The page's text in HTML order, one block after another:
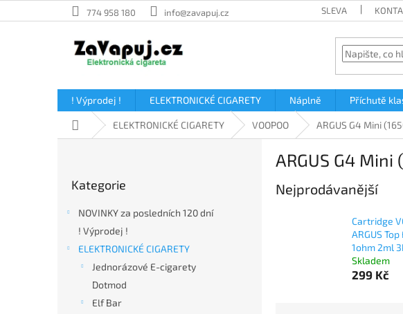
na
774 958 180 info@zavapuj.cz SLEVA
! Výprodej ! ELEKTRONICKÉ CIGARETY Náplně Příchutě
Domů ELEKTRONICKÉ CIGARETY VOOPOO ARGUS G4 Mini
kategorie
Kategorie
NOVINKY za posledních 120 dní
! Výprodej !
ELEKTRONICKÉ CIGARETY
Jednorázové E-cigarety
Dotmod
Elf Bar
ARGUS G4 Mini
Nejprodávanější
Cartridge
ARGUS
1ohm 2ml
Skladem
299 Kč